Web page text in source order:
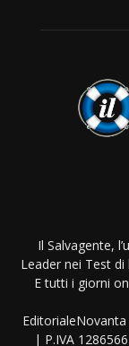
Il Salvagente,
Leader nei Test
E tutti i giorni
| P.IVA